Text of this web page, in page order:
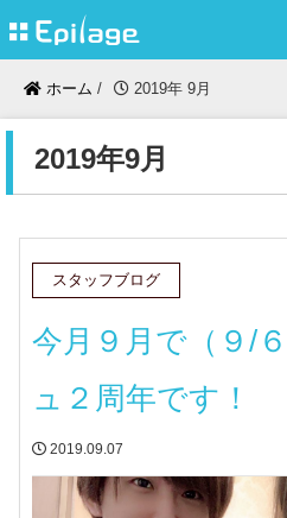
ホーム / 2019年 9月
2019年9月
スタッフブログ
今月９月で（９/
ュ２周年です！
2019.09.07